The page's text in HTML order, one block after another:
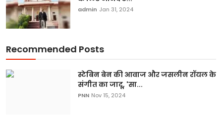
admin Jan 31, 2024
Recommended Posts
स्टेबिन बेन की आवाज और जसलीन रॉयल के
संगीत का जादू, 'सा...
PNN Nov 15, 2024